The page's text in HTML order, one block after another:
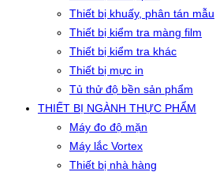
Thiết bị khuấy, phân tán mẫu
Thiết bị kiểm tra màng film
Thiết bị kiểm tra khác
Thiết bị mực in
Tủ thử độ bền sản phẩm
THIẾT BỊ NGÀNH THỰC PHẨM
Máy đo độ mặn
Máy lắc Vortex
Thiết bị nhà hàng